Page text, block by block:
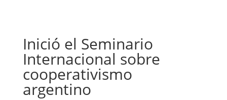
Inició el Seminario
Internacional sobre
cooperativismo
argentino